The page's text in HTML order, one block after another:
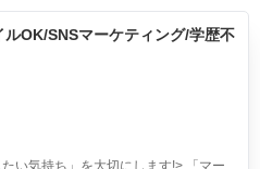
OK/SNSマーケティング/学歴不